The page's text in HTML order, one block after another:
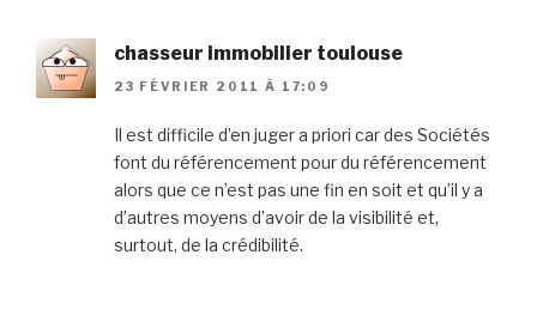
chasseur immobilier toulouse
23 FÉVRIER 2011 À 17:09
Il est difficile d’en juger a priori car des Sociétés
font du référencement pour du référencement
alors que ce n’est pas une fin en soit et qu’il y a
d’autres moyens d’avoir de la visibilité et,
surtout, de la crédibilité.